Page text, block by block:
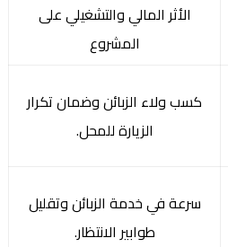
الأثر المالي والتشغيلي على
المشروع
كسب ولاء الزبائن وضمان تكرار
الزيارة للمحل.
سرعة في خدمة الزبائن وتقليل
طوابير الانتظار.